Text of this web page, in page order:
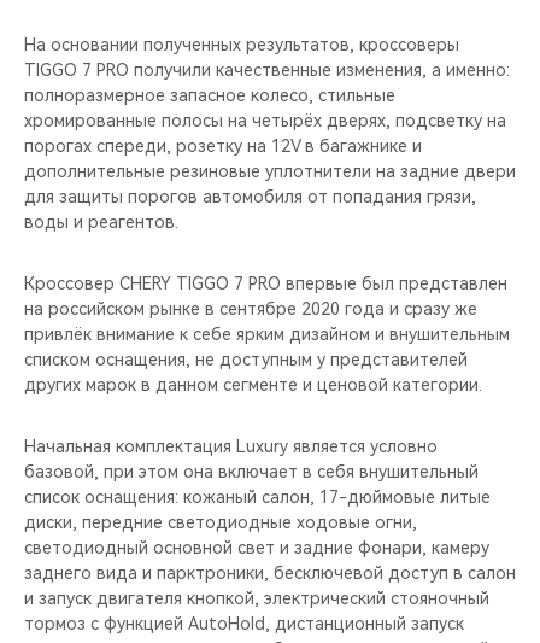
ВИДЕООБЗОРЫ
CHERY ДЛЯ ДЕТЕЙ
На основании полученных результатов, кроссоверы
TIGGO 7 PRO получили качественные изменения, а именно:
полноразмерное запасное колесо, стильные
хромированные полосы на четырёх дверях, подсветку на
порогах спереди, розетку на 12V в багажнике и
дополнительные резиновые уплотнители на задние двери
для защиты порогов автомобиля от попадания грязи,
воды и реагентов.
Кроссовер CHERY TIGGO 7 PRO впервые был представлен
на российском рынке в сентябре 2020 года и сразу же
привлёк внимание к себе ярким дизайном и внушительным
списком оснащения, не доступным у представителей
других марок в данном сегменте и ценовой категории.
Начальная комплектация Luxury является условно
базовой, при этом она включает в себя внушительный
список оснащения: кожаный салон, 17-дюймовые литые
диски, передние светодиодные ходовые огни,
светодиодный основной свет и задние фонари, камеру
заднего вида и парктроники, бесключевой доступ в салон
и запуск двигателя кнопкой, электрический стояночный
тормоз с функцией AutoHold, дистанционный запуск